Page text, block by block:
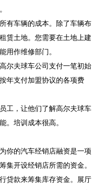
有车辆的成本。除了车辆布
赁土地。您需要在土地上建
用作维修部门。
尔夫球车公司支付一笔初始
年支付加盟协议的各项费
工，让他们了解高尔夫球车
。培训成本很高。
为你的汽车经销店融资是一项
集开设经销店所需的资金。
贷款来筹集库存资金。展厅